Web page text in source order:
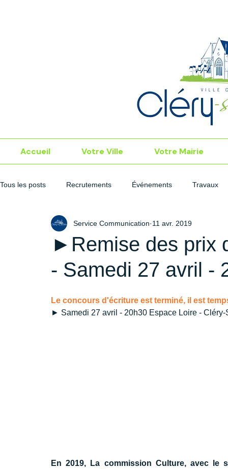
Accueil Votre Ville Votre Mairie
Tous les posts Recrutements Événements Travaux
►Remise des prix
- Samedi 27 avril -
Service Communication 11 avr. 2019
Le concours d'écriture est terminé, il est
► Samedi 27 avril - 20h30 Espace Loire -
En 2019, La commission Culture, avec le